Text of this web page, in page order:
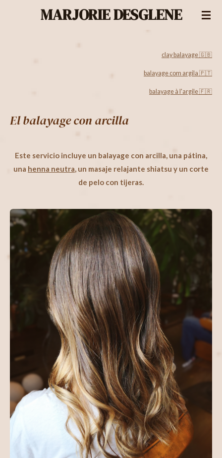
MARJORIE DESGLENE
clay balayage 🇬🇧
balayage com argila 🇵🇹
balayage à l'argile 🇫🇷
El balayage con arcilla
Este servicio incluye un balayage con arcilla, una pátina,
una henna neutra, un masaje relajante shiatsu y un corte
de pelo con tijeras.